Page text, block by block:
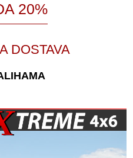
20%
DOSTAVA